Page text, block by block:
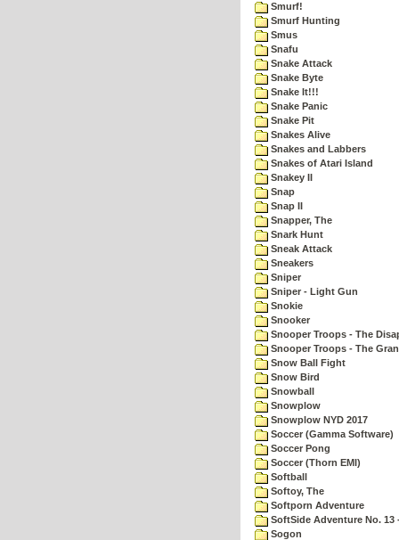
Smurf!
Smurf Hunting
Smus
Snafu
Snake Attack
Snake Byte
Snake It!!!
Snake Panic
Snake Pit
Snakes Alive
Snakes and Labbers
Snakes of Atari Island
Snakey II
Snap
Snap II
Snapper, The
Snark Hunt
Sneak Attack
Sneakers
Sniper
Sniper - Light Gun
Snokie
Snooker
Snooper Troops - The
Snooper Troops - The
Snow Ball Fight
Snow Bird
Snowball
Snowplow
Snowplow NYD 2017
Soccer (Gamma Software)
Soccer Pong
Soccer (Thorn EMI)
Softball
Softoy, The
Softporn Adventure
SoftSide Adventure No. 13
Sogon